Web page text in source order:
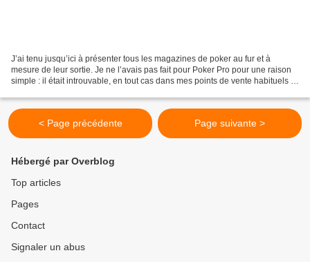
J’ai tenu jusqu’ici à présenter tous les magazines de poker au fur et à
mesure de leur sortie. Je ne l’avais pas fait pour Poker Pro pour une raison
simple : il était introuvable, en tout cas dans mes points de vente habituels !
< Page précédente Page suivante >
Hébergé par Overblog
Top articles
Pages
Contact
Signaler un abus